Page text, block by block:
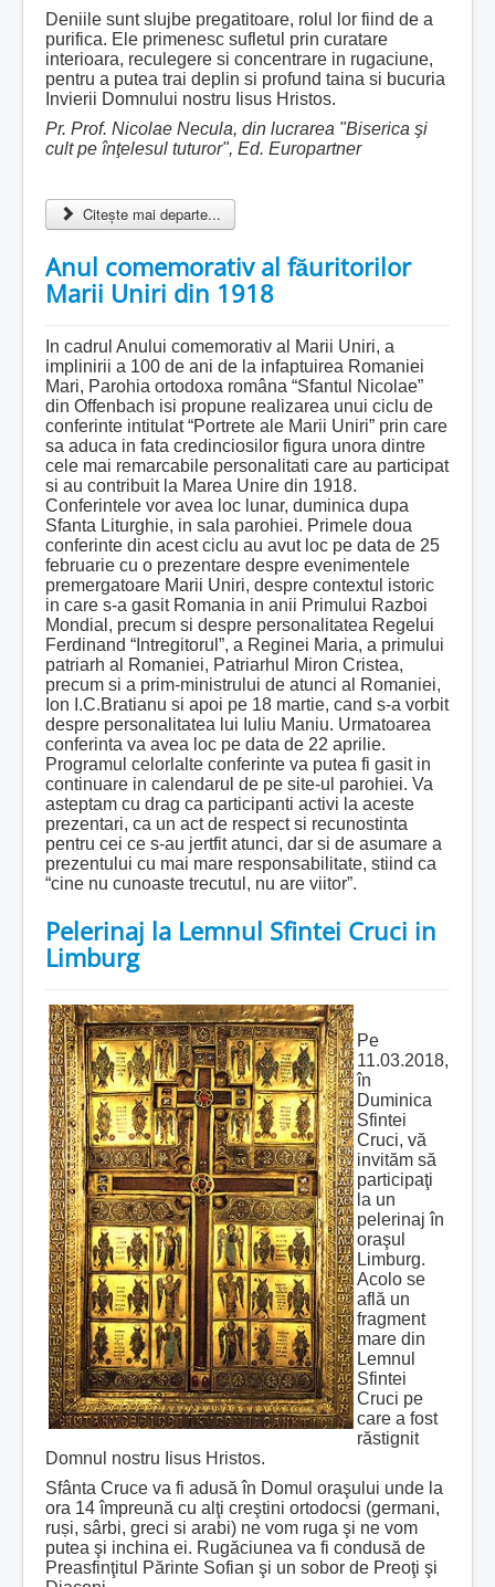
Deniile sunt slujbe pregatitoare, rolul lor fiind de a
purifica. Ele primenesc sufletul prin curatare
interioara, reculegere si concentrare in rugaciune,
pentru a putea trai deplin si profund taina si bucuria
Invierii Domnului nostru Iisus Hristos.
Pr. Prof. Nicolae Necula, din lucrarea "Biserica şi
cult pe înţelesul tuturor", Ed. Europartner
Citește mai departe...
Anul comemorativ al făuritorilor
Marii Uniri din 1918
In cadrul Anului comemorativ al Marii Uniri, a
implinirii a 100 de ani de la infaptuirea Romaniei
Mari, Parohia ortodoxa româna “Sfantul Nicolae”
din Offenbach isi propune realizarea unui ciclu de
conferinte intitulat “Portrete ale Marii Uniri” prin care
sa aduca in fata credinciosilor figura unora dintre
cele mai remarcabile personalitati care au participat
si au contribuit la Marea Unire din 1918.
Conferintele vor avea loc lunar, duminica dupa
Sfanta Liturghie, in sala parohiei. Primele doua
conferinte din acest ciclu au avut loc pe data de 25
februarie cu o prezentare despre evenimentele
premergatoare Marii Uniri, despre contextul istoric
in care s-a gasit Romania in anii Primului Razboi
Mondial, precum si despre personalitatea Regelui
Ferdinand “Intregitorul”, a Reginei Maria, a primului
patriarh al Romaniei, Patriarhul Miron Cristea,
precum si a prim-ministrului de atunci al Romaniei,
Ion I.C.Bratianu si apoi pe 18 martie, cand s-a vorbit
despre personalitatea lui Iuliu Maniu. Urmatoarea
conferinta va avea loc pe data de 22 aprilie.
Programul celorlalte conferinte va putea fi gasit in
continuare in calendarul de pe site-ul parohiei. Va
asteptam cu drag ca participanti activi la aceste
prezentari, ca un act de respect si recunostinta
pentru cei ce s-au jertfit atunci, dar si de asumare a
prezentului cu mai mare responsabilitate, stiind ca
“cine nu cunoaste trecutul, nu are viitor”.
Pelerinaj la Lemnul Sfintei Cruci in
Limburg
Pe
11.03.2018,
în
Duminica
Sfintei
Cruci, vă
invităm să
participaţi
la un
pelerinaj în
oraşul
Limburg.
Acolo se
află un
fragment
mare din
Lemnul
Sfintei
Cruci pe
care a fost
răstignit
Domnul nostru Iisus Hristos.
Sfânta Cruce va fi adusă în Domul oraşului unde la
ora 14 împreună cu alţi creştini ortodocsi (germani,
ruși, sârbi, greci si arabi) ne vom ruga şi ne vom
putea şi inchina ei. Rugăciunea va fi condusă de
Preasfinţitul Părinte Sofian şi un sobor de Preoţi şi